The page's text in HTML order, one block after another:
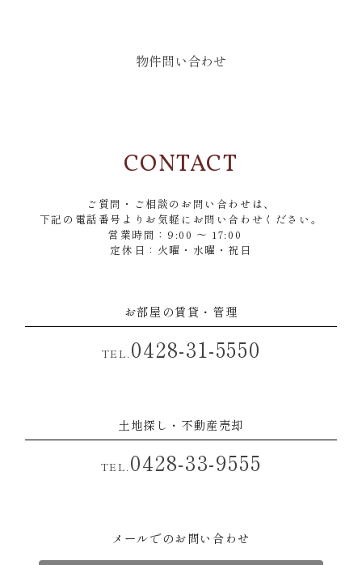
物件問い合わせ
CONTACT
ご質問・ご相談のお問い合わせは、
下記の電話番号よりお気軽にお問い合わせください。
営業時間：9:00 ～ 17:00
定休日：火曜・水曜・祝日
お部屋の賃貸・管理
TEL.0428-31-5550
土地探し・不動産売却
TEL.0428-33-9555
メールでのお問い合わせ